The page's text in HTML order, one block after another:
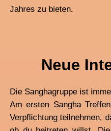
Jahres zu bieten.
Neue
Die Sanghagruppe ist
Am ersten Sangha
Verpflichtung teilnehmen,